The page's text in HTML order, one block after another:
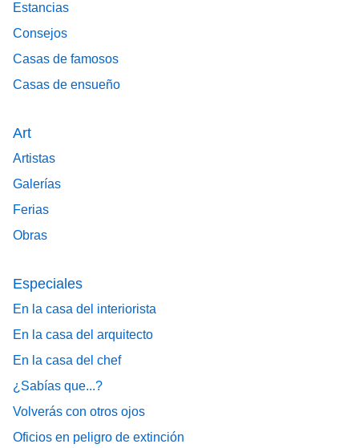
Estancias
Consejos
Casas de famosos
Casas de ensueño
Art
Artistas
Galerías
Ferias
Obras
Especiales
En la casa del interiorista
En la casa del arquitecto
En la casa del chef
¿Sabías que...?
Volverás con otros ojos
Oficios en peligro de extinción